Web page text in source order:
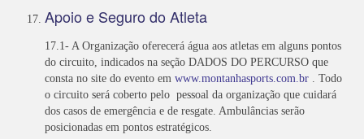
Apoio e Seguro do Atleta
17.1- A Organização oferecerá água aos atletas em alguns pontos
do circuito, indicados na seção DADOS DO PERCURSO que
consta no site do evento em www.montanhasports.com.br . Todo
o circuito será coberto pelo pessoal da organização que cuidará
dos casos de emergência e de resgate. Ambulâncias serão
posicionadas em pontos estratégicos.